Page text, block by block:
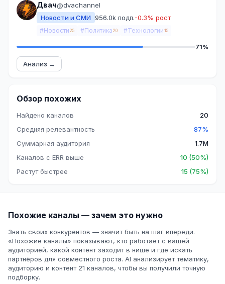
Двач@dvachannel
Новости и СМИ 956.0k подп.-0.3% рост
#Новости 25 #Политика 20 #Технологии 15
71%
Анализ →
Обзор похожих
Найдено каналов
20
Средняя релевантность
87%
Суммарная аудитория
1.7M
Каналов с ERR выше
10 (50%)
Растут быстрее
15 (75%)
Похожие каналы — зачем это нужно
Знать своих конкурентов — значит быть на шаг впереди.
«Похожие каналы» показывают, кто работает с вашей
аудиторией, какой контент заходит в нише и где искать
партнёров для совместного роста. AI анализирует тематику,
аудиторию и контент 21 каналов, чтобы вы получили точную
подборку.